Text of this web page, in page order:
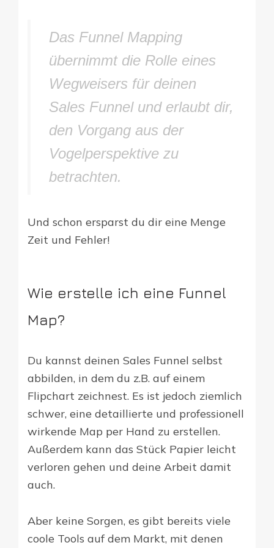
Das Funnel Mapping
übernimmt die Rolle eines
Wegweisers für deinen
Sales Funnel und erlaubt dir,
den Vorgang aus der
Vogelperspektive zu
betrachten.
Und schon ersparst du dir eine Menge
Zeit und Fehler!
Wie erstelle ich eine Funnel
Map?
Du kannst deinen Sales Funnel selbst
abbilden, in dem du z.B. auf einem
Flipchart zeichnest. Es ist jedoch ziemlich
schwer, eine detaillierte und professionell
wirkende Map per Hand zu erstellen.
Außerdem kann das Stück Papier leicht
verloren gehen und deine Arbeit damit
auch.
Aber keine Sorgen, es gibt bereits viele
coole Tools auf dem Markt, mit denen